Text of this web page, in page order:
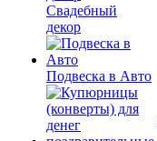
Свадебный
декор
Подвеска в Авто